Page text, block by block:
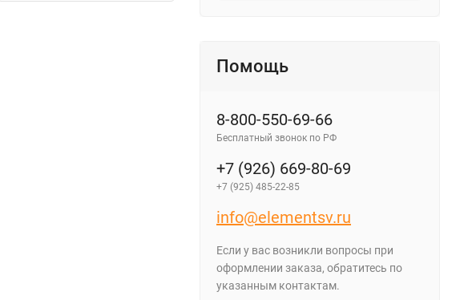
Помощь
8-800-550-69-66
Бесплатный звонок по РФ
+7 (926) 669-80-69
+7 (925) 485-22-85
info@elementsv.ru
Если у вас возникли вопросы при
оформлении заказа, обратитесь по
указанным контактам.